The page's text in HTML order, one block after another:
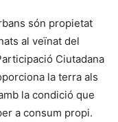
són propietat
al veïnat del
Ciutadana
la terra als
la condició que
a consum propi.